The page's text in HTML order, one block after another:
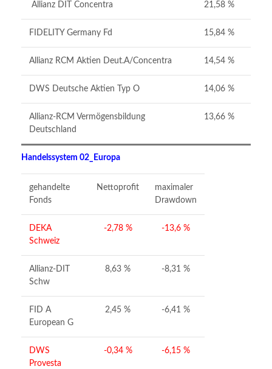
Allianz DIT Concentra 21,58 %
FIDELITY Germany Fd 15,84 %
Allianz RCM Aktien Deut.A/Concentra 14,54 %
DWS Deutsche Aktien Typ O 14,06 %
Allianz-RCM Vermögensbildung
Deutschland
13,66 %
Handelssystem 02_Europa
gehandelte
Fonds
Nettoprofit
maximaler
Drawdown
DEKA
Schweiz
-2,78 % -13,6 %
Allianz-DIT
Schw
8,63 % -8,31 %
FID A
European G
2,45 % -6,41 %
DWS
Provesta
-0,34 % -6,15 %